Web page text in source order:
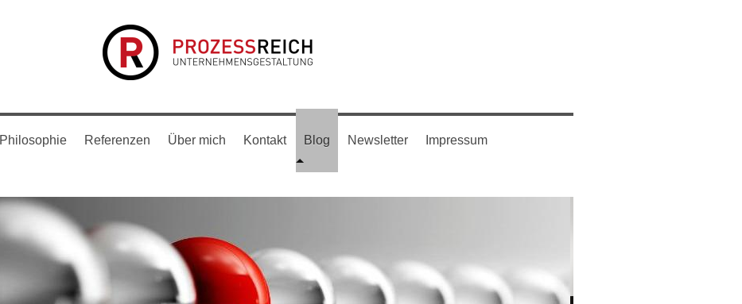
Philosophie Referenzen Über mich Kontakt Blog Newsletter Impressum